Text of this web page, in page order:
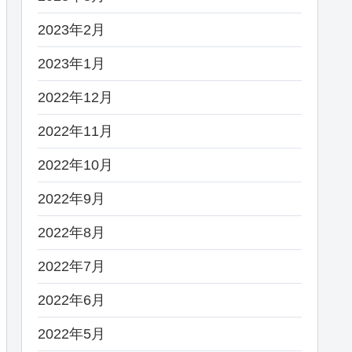
2023年2月
2023年1月
2022年12月
2022年11月
2022年10月
2022年9月
2022年8月
2022年7月
2022年6月
2022年5月